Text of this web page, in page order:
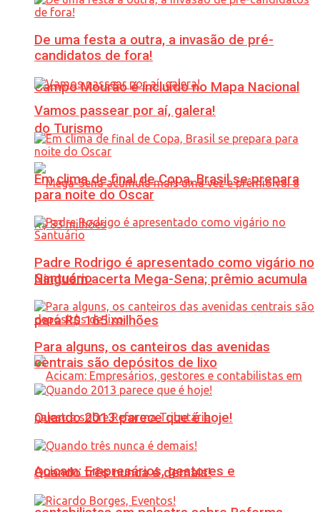
Campo Mourão é incluído no Mapa Nacional
do Turismo
Ninguém acerta Mega-Sena; prêmio acumula
para R$ 165 milhões
Acicam: Empresários, gestores e
De uma festa a outra, a invasão de pré-
candidatos de fora!
Vamos passear por aí, galera!
Em clima de final de Copa, Brasil se prepara
para noite do Oscar
Padre Rodrigo é apresentado como vigário no
Santuário
Para alguns, os canteiros das avenidas
centrais são depósitos de lixo
Quando 2013 parece que é hoje!
Quando três nunca é demais!